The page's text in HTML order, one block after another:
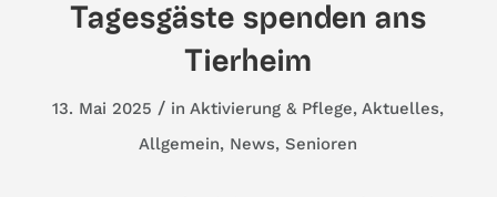
Tagesgäste spenden ans
Tierheim
13. Mai 2025 / inAktivierung & Pflege,Aktuelles,
Allgemein, News,Senioren